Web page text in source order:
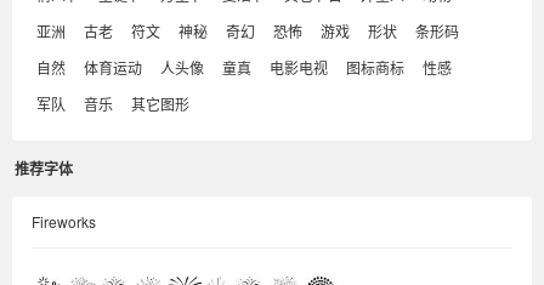
亚洲
古老 符文 神秘 奇幻 恐怖 游戏 形状
条形码
自然
体育运动 人头像 童真 电影电视 图标商标
性感
军队
音乐 其它图形
推荐字体
Fireworks